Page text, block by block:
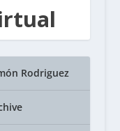
Rodriguez